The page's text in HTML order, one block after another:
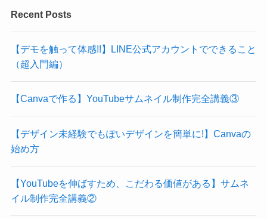
Recent Posts
【デモを触って体感!!】LINE公式アカウントでできること
（超入門編）
【Canvaで作る】YouTubeサムネイル制作完全講義③
【デザイン未経験でもぽいデザインを簡単に!】Canvaの
始め方
【YouTubeを伸ばすため、こだわる価値がある】サムネ
イル制作完全講義②